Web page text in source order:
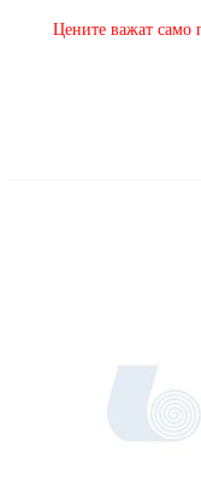
​Цените важат само